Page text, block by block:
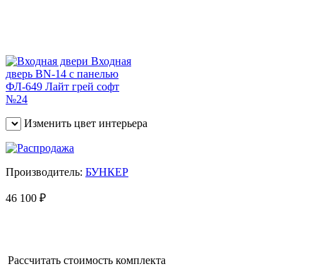
Изменить цвет интерьера
Производитель: БУНКЕР
46 100 ₽
Рассчитать стоимость комплекта